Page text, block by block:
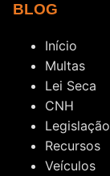
BLOG
Início
Multas
Lei Seca
CNH
Legislação
Recursos
Veículos